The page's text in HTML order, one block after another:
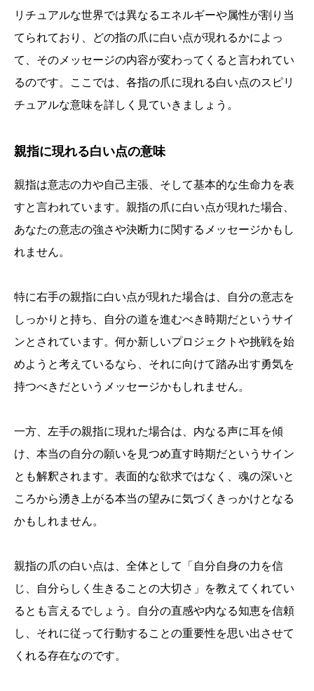
リチュアルな世界では異なるエネルギーや属性が割り当
てられており、どの指の爪に白い点が現れるかによっ
て、そのメッセージの内容が変わってくると言われてい
るのです。ここでは、各指の爪に現れる白い点のスピリ
チュアルな意味を詳しく見ていきましょう。
親指に現れる白い点の意味
親指は意志の力や自己主張、そして基本的な生命力を表
すと言われています。親指の爪に白い点が現れた場合、
あなたの意志の強さや決断力に関するメッセージかもし
れません。
特に右手の親指に白い点が現れた場合は、自分の意志を
しっかりと持ち、自分の道を進むべき時期だというサイ
ンとされています。何か新しいプロジェクトや挑戦を始
めようと考えているなら、それに向けて踏み出す勇気を
持つべきだというメッセージかもしれません。
一方、左手の親指に現れた場合は、内なる声に耳を傾
け、本当の自分の願いを見つめ直す時期だというサイン
とも解釈されます。表面的な欲求ではなく、魂の深いと
ころから湧き上がる本当の望みに気づくきっかけとなる
かもしれません。
親指の爪の白い点は、全体として「自分自身の力を信
じ、自分らしく生きることの大切さ」を教えてくれてい
るとも言えるでしょう。自分の直感や内なる知恵を信頼
し、それに従って行動することの重要性を思い出させて
くれる存在なのです。